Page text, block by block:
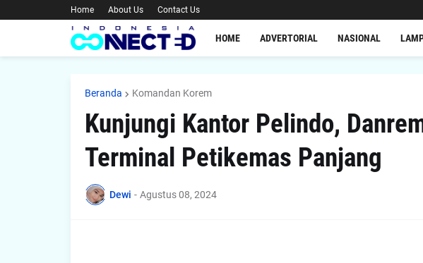
Home About Us Contact Us
HOME ADVERTORIAL NASIONAL
Beranda Komandan Korem
Kunjungi Kantor Pelindo,
Terminal Petikemas Panjang
Dewi - Agustus 08, 2024